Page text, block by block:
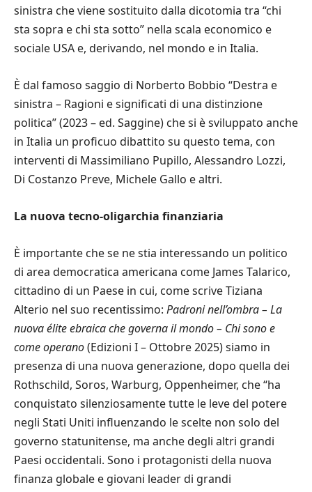
sinistra che viene sostituito dalla dicotomia tra “chi
sta sopra e chi sta sotto” nella scala economico e
sociale USA e, derivando, nel mondo e in Italia.
È dal famoso saggio di Norberto Bobbio “Destra e
sinistra – Ragioni e significati di una distinzione
politica” (2023 – ed. Saggine) che si è sviluppato anche
in Italia un proficuo dibattito su questo tema, con
interventi di Massimiliano Pupillo, Alessandro Lozzi,
Di Costanzo Preve, Michele Gallo e altri.
La nuova tecno-oligarchia finanziaria
È importante che se ne stia interessando un politico
di area democratica americana come James Talarico,
cittadino di un Paese in cui, come scrive Tiziana
Alterio nel suo recentissimo: Padroni nell’ombra – La
nuova élite ebraica che governa il mondo – Chi sono e
come operano(Edizioni I – Ottobre 2025) siamo in
presenza di una nuova generazione, dopo quella dei
Rothschild, Soros, Warburg, Oppenheimer, che “ha
conquistato silenziosamente tutte le leve del potere
negli Stati Uniti influenzando le scelte non solo del
governo statunitense, ma anche degli altri grandi
Paesi occidentali. Sono i protagonisti della nuova
finanza globale e giovani leader di grandi